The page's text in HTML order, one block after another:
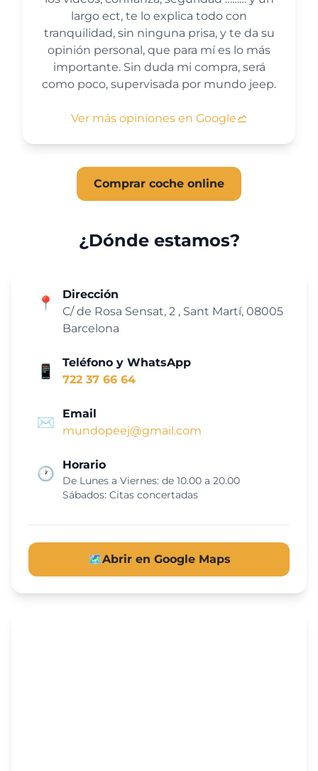
largo ect, te lo explica todo con
tranquilidad, sin ninguna prisa, y te da su
opinión personal, que para mí es lo más
importante. Sin duda mi compra, será
como poco, supervisada por mundo jeep.
Ver más opiniones en Google
Comprar coche online
¿Dónde estamos?
📍
Dirección
C/ de Rosa Sensat, 2 , Sant Martí, 08005
Barcelona
📱
Teléfono y WhatsApp
722 37 66 64
✉️
Email
mundopeej@gmail.com
🕐
Horario
De Lunes a Viernes: de 10.00 a 20.00
Sábados: Citas concertadas
🗺️Abrir en Google Maps